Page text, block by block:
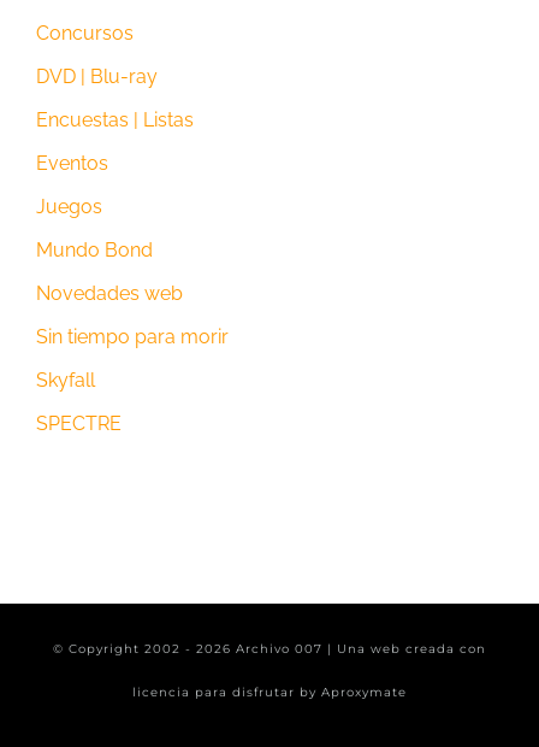
Concursos
DVD | Blu-ray
Encuestas | Listas
Eventos
Juegos
Mundo Bond
Novedades web
Sin tiempo para morir
Skyfall
SPECTRE
© Copyright 2002 - 2026 Archivo 007 | Una web creada con
licencia para disfrutar by Aproxymate